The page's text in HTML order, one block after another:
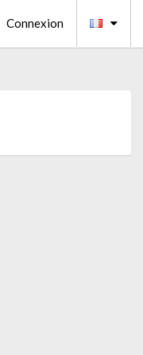
Connexion